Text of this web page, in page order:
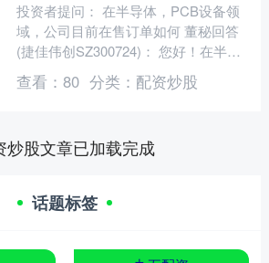
投资者提问： 在半导体，PCB设备领
域，公司目前在售订单如何 董秘回答
(捷佳伟创SZ300724)： 您好！在半导
体业务方面，公司已获得SiC功率器件
Fab厂、....
查看： 80 分类： 配资炒股
炒股文章已加载完成
话题标签